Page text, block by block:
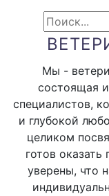
Мы -
состоящая
специалистов,
и глубокой
целиком
готов
уверены, что